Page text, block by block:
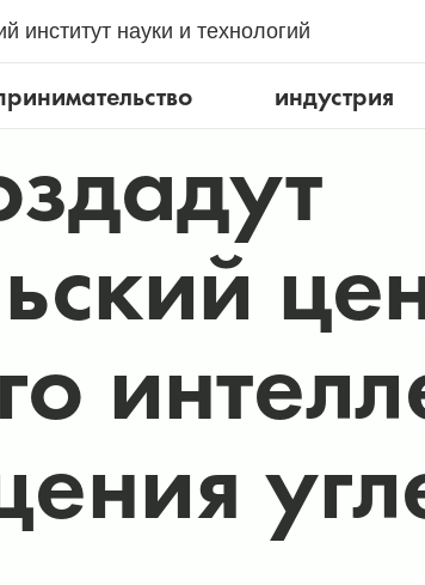
институт науки и технологий
индустрия